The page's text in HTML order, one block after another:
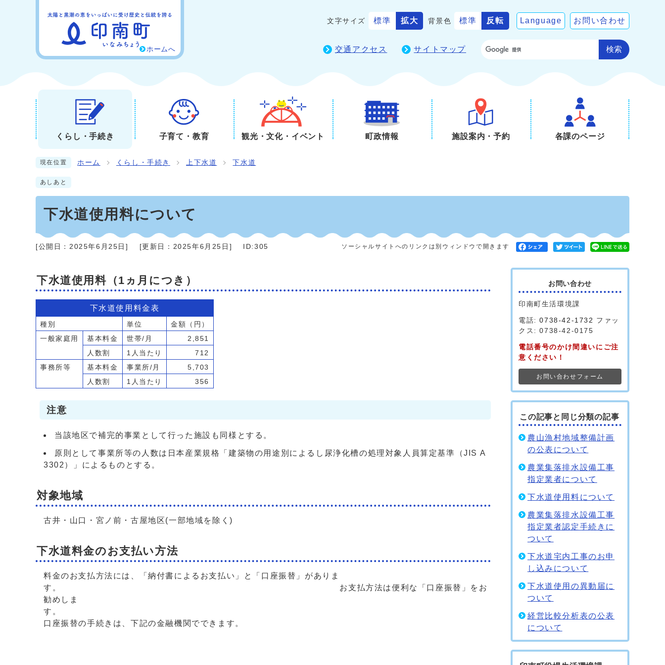
ホームへ
文字サイズ 標準 拡大 背景色 標準 反転 Language お問い合わせ
交通アクセス サイトマップ 検索
くらし・手続き 子育て・教育 観光・文化・イベント 町政情報 施設案内・予約 各課のページ
現在位置 ホーム くらし・手続き 上下水道 下水道
あしあと
下水道使用料について
[公開日： 2025年6月25日 ] [更新日： 2025年6月25日 ] ID:305 ソーシャルサイトへのリンクは別ウィンドウで開きます
下水道使用料（1ヵ月につき）
下水道使用料金表
種別 単位
金額（円）
一般家庭用
基本料金 世帯/月
2,851
人数割
1人当たり
712
事務所等
基本料金 事業所/月
5,703
人数割
1人当たり 356
注意
当該地区で補完的事業として行った施設も同様とする。
原則として事業所等の人数は日本産業規格「建築物の用途別によるし尿浄化槽の処理対象人員算定基準（JIS A
3302）」によるものとする。
対象地域
古井・山口・宮ノ前・古屋地区(一部地域を除く)
下水道料金のお支払い方法
料金のお支払方法には、「納付書によるお支払い」と「口座振替」がありま
す。 お支払方法は便利な「口座振替」をお
勧めしま
す。
口座振替の手続きは、下記の金融機関でできます。
お問い合わせ
印南町生活環境課
電話:0738-42-1732 ファッ
クス: 0738-42-0175
電話番号のかけ間違いにご注
意ください！
お問い合わせフォーム
この記事と同じ分類の記事
農山漁村地域整備計画
の公表について
農業集落排水設備工事
指定業者について
下水道使用料について
農業集落排水設備工事
指定業者認定手続きに
ついて
下水道宅内工事のお申
し込みについて
下水道使用の異動届に
ついて
経営比較分析表の公表
について